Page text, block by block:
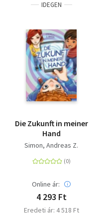
IDEGEN
Die Zukunft in meiner
Hand
Simon, Andreas Z.
Online ár:
4 293 Ft
Eredeti ár: 4 518 Ft